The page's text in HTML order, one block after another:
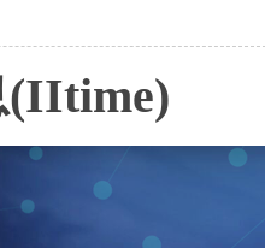
(IItime)